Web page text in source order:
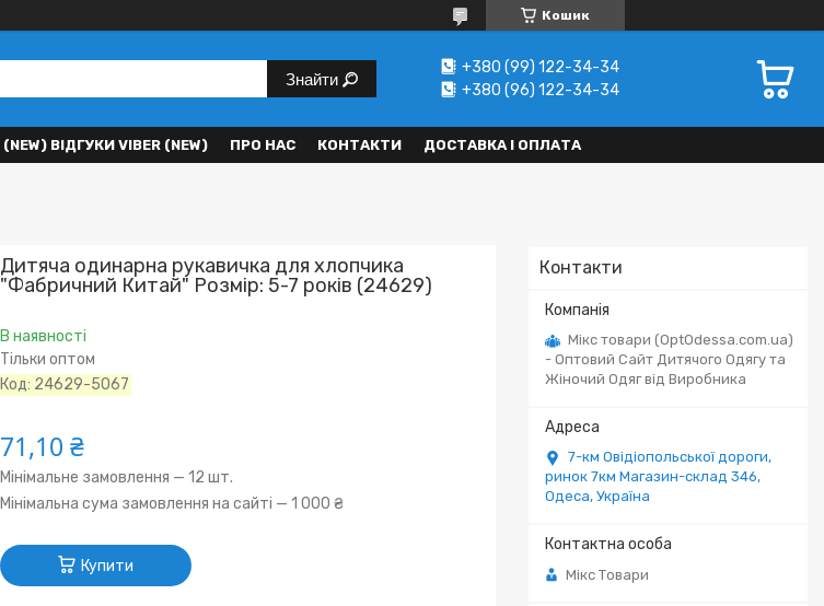
Кошик
Знайти
+380 (99) 122-34-34
+380 (96) 122-34-34
(NEW) ВІДГУКИ VIBER (NEW) ПРО НАС КОНТАКТИ ДОСТАВКА І ОПЛАТА
Контакти
Мікс товари (OptOdessa.com.ua)
- Оптовий Сайт Дитячого Одягу та
Жіночий Одяг від Виробника
7-км Овідіопольської дороги,
ринок 7км Магазин-склад 346,
Одеса, Україна
Мікс Товари
Дитяча одинарна рукавичка для хлопчика
"Фабричний Китай" Розмір: 5-7 років (24629)
В наявності
Тільки оптом
Код: 24629-5067
71,10 ₴
Мінімальне замовлення — 12 шт.
Мінімальна сума замовлення на сайті — 1 000 ₴
Купити